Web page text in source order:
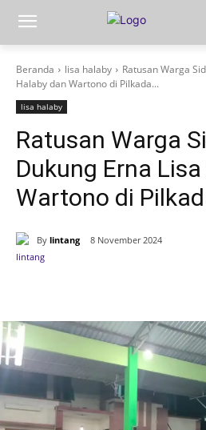
Beranda lisa halaby
Ratusan Warga
Halaby dan Wartono di Pilkada...
lisa halaby
Ratusan Warga
Dukung Erna
Wartono di
By lintang 8 November 2024